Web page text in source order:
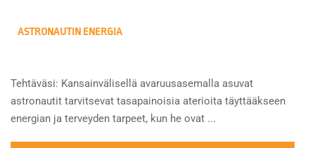
ASTRONAUTIN ENERGIA
Tehtäväsi: Kansainvälisellä avaruusasemalla asuvat
astronautit tarvitsevat tasapainoisia aterioita täyttääkseen
energian ja terveyden tarpeet, kun he ovat ...